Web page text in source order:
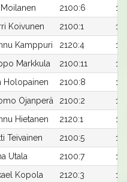
2100:6
Koivunen 2100:1
Kamppuri 2120:4
Markkula 2100:11
Holopainen 2100:8
Ojanperä 2100:2
Hietanen 2120:1
Teivainen 2100:5
Utala 2100:7
Kopola 2120:3